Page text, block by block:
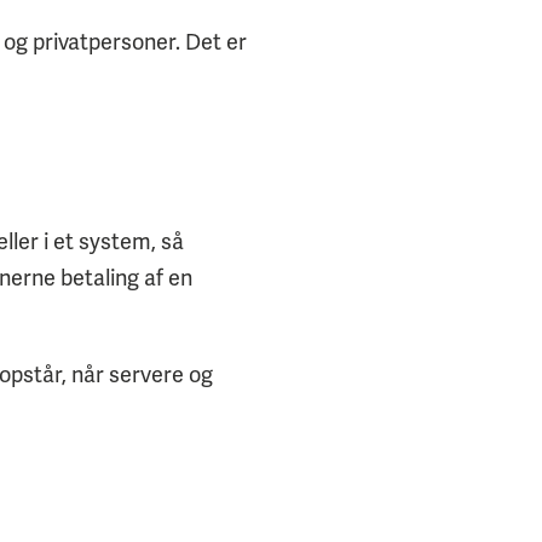
privatpersoner. Det er
i et system, så
betaling af en
når servere og